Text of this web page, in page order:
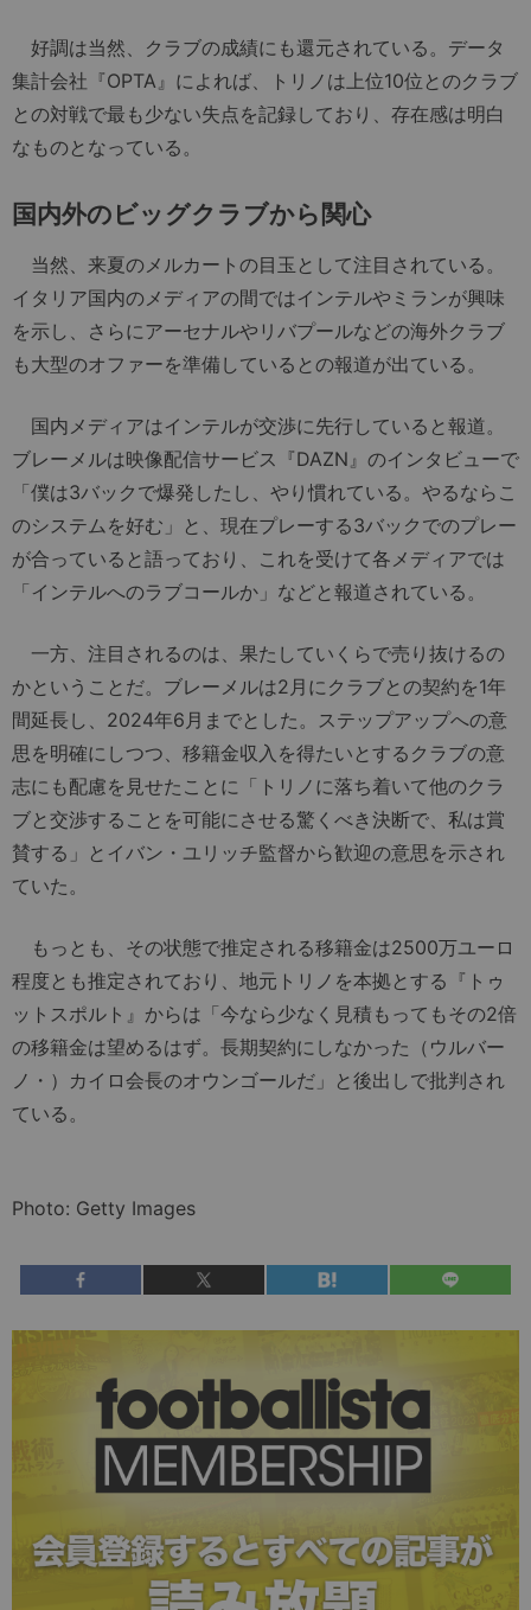
好調は当然、クラブの成績にも還元されている。データ
集計会社『OPTA』によれば、トリノは上位10位とのクラブ
との対戦で最も少ない失点を記録しており、存在感は明白
なものとなっている。
国内外のビッグクラブから関心
当然、来夏のメルカートの目玉として注目されている。
イタリア国内のメディアの間ではインテルやミランが興味
を示し、さらにアーセナルやリバプールなどの海外クラブ
も大型のオファーを準備しているとの報道が出ている。
国内メディアはインテルが交渉に先行していると報道。
ブレーメルは映像配信サービス『DAZN』のインタビューで
「僕は3バックで爆発したし、やり慣れている。やるならこ
のシステムを好む」と、現在プレーする3バックでのプレー
が合っていると語っており、これを受けて各メディアでは
「インテルへのラブコールか」などと報道されている。
一方、注目されるのは、果たしていくらで売り抜けるの
かということだ。ブレーメルは2月にクラブとの契約を1年
間延長し、2024年6月までとした。ステップアップへの意
思を明確にしつつ、移籍金収入を得たいとするクラブの意
志にも配慮を見せたことに「トリノに落ち着いて他のクラ
ブと交渉することを可能にさせる驚くべき決断で、私は賞
賛する」とイバン・ユリッチ監督から歓迎の意思を示され
ていた。
もっとも、その状態で推定される移籍金は2500万ユーロ
程度とも推定されており、地元トリノを本拠とする『トゥ
ットスポルト』からは「今なら少なく見積もってもその2倍
の移籍金は望めるはず。長期契約にしなかった（ウルバー
ノ・）カイロ会長のオウンゴールだ」と後出しで批判され
ている。
Photo: Getty Images